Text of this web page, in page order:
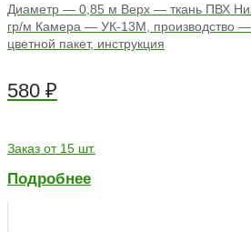
Диаметр — 0,85 м Верх — ткань ПВХ
гр/м Камера — УК-13М, производство
цветной пакет, инструкция
580 ₽
Заказ от 15 шт.
Подробнее